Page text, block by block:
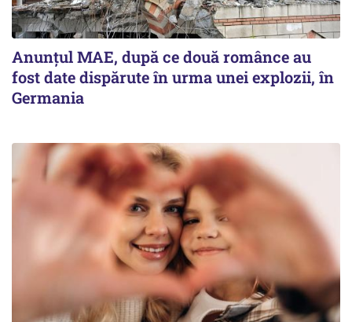
Anunțul MAE, după ce două românce au
fost date dispărute în urma unei explozii, în
Germania